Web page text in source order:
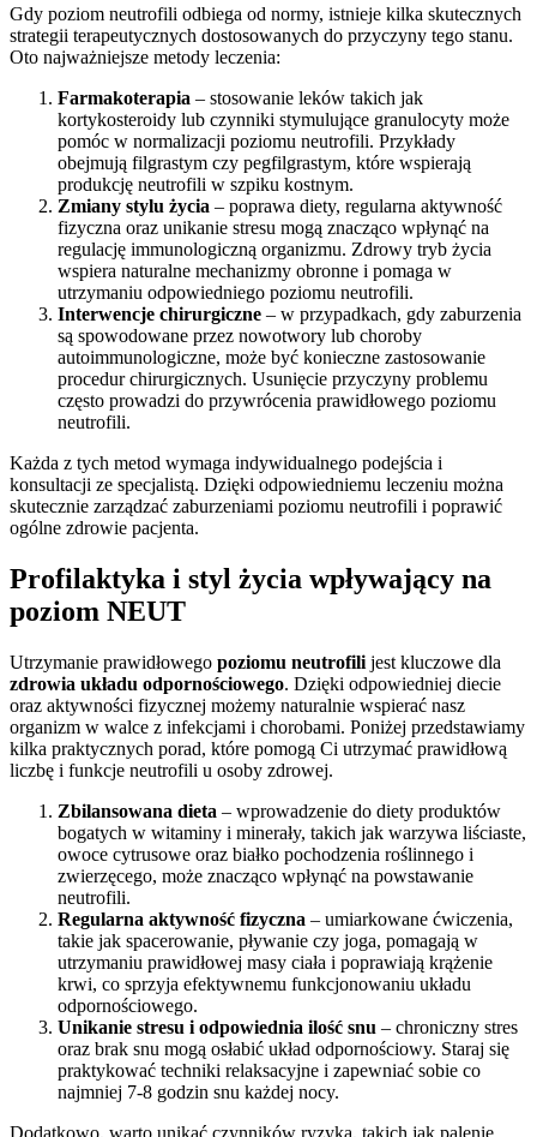
Gdy poziom neutrofili odbiega od normy, istnieje kilka skutecznych
strategii terapeutycznych dostosowanych do przyczyny tego stanu.
Oto najważniejsze metody leczenia:
Farmakoterapia – stosowanie leków takich jak
kortykosteroidy lub czynniki stymulujące granulocyty może
pomóc w normalizacji poziomu neutrofili. Przykłady
obejmują filgrastym czy pegfilgrastym, które wspierają
produkcję neutrofili w szpiku kostnym.
Zmiany stylu życia – poprawa diety, regularna aktywność
fizyczna oraz unikanie stresu mogą znacząco wpłynąć na
regulację immunologiczną organizmu. Zdrowy tryb życia
wspiera naturalne mechanizmy obronne i pomaga w
utrzymaniu odpowiedniego poziomu neutrofili.
Interwencje chirurgiczne – w przypadkach, gdy zaburzenia
są spowodowane przez nowotwory lub choroby
autoimmunologiczne, może być konieczne zastosowanie
procedur chirurgicznych. Usunięcie przyczyny problemu
często prowadzi do przywrócenia prawidłowego poziomu
neutrofili.
Każda z tych metod wymaga indywidualnego podejścia i
konsultacji ze specjalistą. Dzięki odpowiedniemu leczeniu można
skutecznie zarządzać zaburzeniami poziomu neutrofili i poprawić
ogólne zdrowie pacjenta.
Profilaktyka i styl życia wpływający na
poziom NEUT
Utrzymanie prawidłowego poziomu neutrofili jest kluczowe dla
zdrowia układu odpornościowego. Dzięki odpowiedniej diecie
oraz aktywności fizycznej możemy naturalnie wspierać nasz
organizm w walce z infekcjami i chorobami. Poniżej przedstawiamy
kilka praktycznych porad, które pomogą Ci utrzymać prawidłową
liczbę i funkcje neutrofili u osoby zdrowej.
Zbilansowana dieta – wprowadzenie do diety produktów
bogatych w witaminy i minerały, takich jak warzywa liściaste,
owoce cytrusowe oraz białko pochodzenia roślinnego i
zwierzęcego, może znacząco wpłynąć na powstawanie
neutrofili.
Regularna aktywność fizyczna – umiarkowane ćwiczenia,
takie jak spacerowanie, pływanie czy joga, pomagają w
utrzymaniu prawidłowej masy ciała i poprawiają krążenie
krwi, co sprzyja efektywnemu funkcjonowaniu układu
odpornościowego.
Unikanie stresu i odpowiednia ilość snu – chroniczny stres
oraz brak snu mogą osłabić układ odpornościowy. Staraj się
praktykować techniki relaksacyjne i zapewniać sobie co
najmniej 7-8 godzin snu każdej nocy.
Dodatkowo, warto unikać czynników ryzyka, takich jak palenie